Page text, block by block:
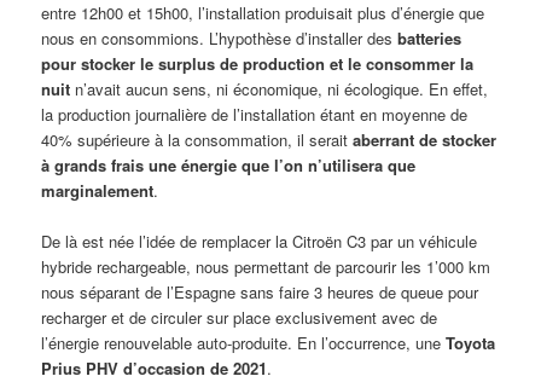
entre 12h00 et 15h00, l’installation produisait plus d’énergie que
nous en consommions. L’hypothèse d’installer desbatteries
pour stocker le surplus de production et le consommer la
nuit n’avait aucun sens, ni économique, ni écologique. En effet,
la production journalière de l’installation étant en moyenne de
40% supérieure à la consommation, il seraitaberrant de stocker
à grands frais une énergie que l’on n’utilisera que
marginalement.
De là est née l’idée de remplacer la Citroën C3 par un véhicule
hybride rechargeable, nous permettant de parcourir les 1’000 km
nous séparant de l’Espagne sans faire 3 heures de queue pour
recharger et de circuler sur place exclusivement avec de
l’énergie renouvelable auto-produite. En l’occurrence, uneToyota
Prius PHV d’occasion de 2021.